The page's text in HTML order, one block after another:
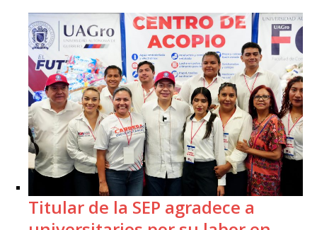
Titular de la SEP agradece a